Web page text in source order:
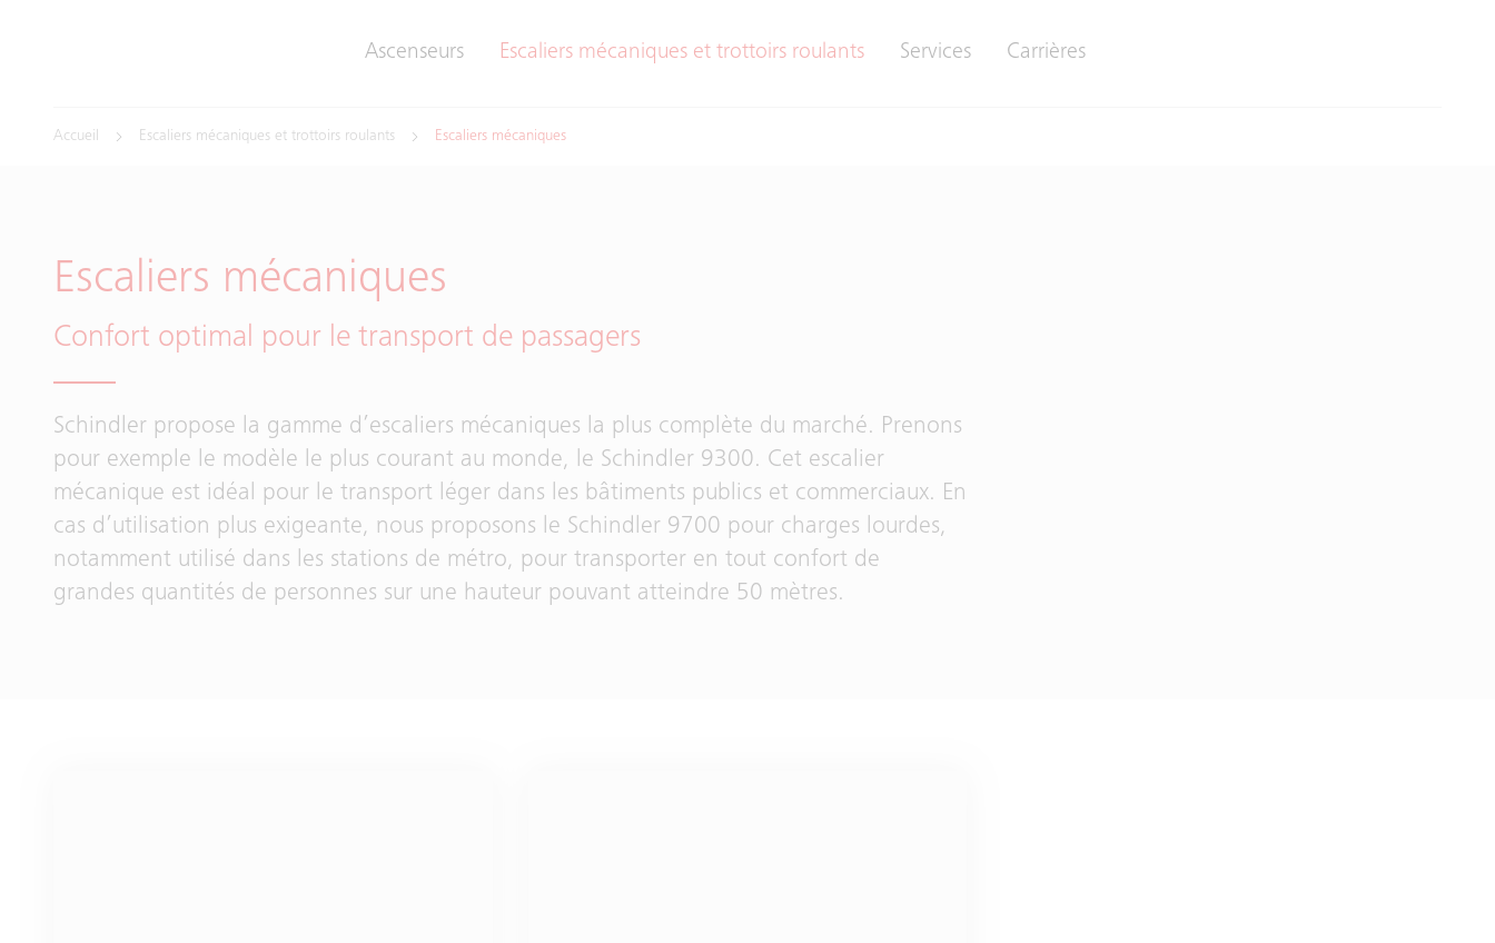
Ascenseurs Escaliers mécaniques et trottoirs roulants Services Carrières
Accueil Escaliers mécaniques et trottoirs roulants Escaliers mécaniques
Escaliers mécaniques
Confort optimal pour le transport de passagers
Schindler propose la gamme d’escaliers mécaniques la plus complète du marché. Prenons
pour exemple le modèle le plus courant au monde, le Schindler 9300. Cet escalier
mécanique est idéal pour le transport léger dans les bâtiments publics et commerciaux. En
cas d’utilisation plus exigeante, nous proposons le Schindler 9700 pour charges lourdes,
notamment utilisé dans les stations de métro, pour transporter en tout confort de
grandes quantités de personnes sur une hauteur pouvant atteindre 50 mètres.